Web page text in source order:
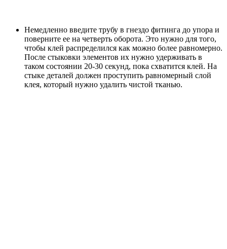
Немедленно введите трубу в гнездо фитинга до упора и
поверните ее на четверть оборота. Это нужно для того,
чтобы клей распределился как можно более равномерно.
После стыковки элементов их нужно удерживать в
таком состоянии 20-30 секунд, пока схватится клей. На
стыке деталей должен проступить равномерный слой
клея, который нужно удалить чистой тканью.